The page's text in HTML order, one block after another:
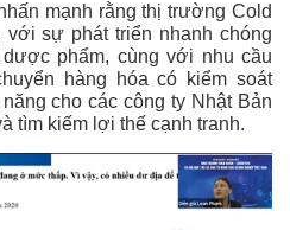
mạnh rằng thị trường Cold
với sự phát triển nhanh chóng
phẩm, cùng với nhu cầu
hàng hóa có kiểm soát
cho các công ty Nhật Bản
tìm kiếm lợi thế cạnh tranh.